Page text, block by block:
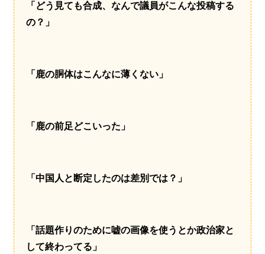
「どう見ても合成、なんで議員がこんな投稿する
の？」
「鹿の胴体はこんなに薄くない」
「鹿の前足どこいった」
「中国人と断定したのは差別では？」
「話題作りのために嘘の画像を使うとか政治家と
して終わってる」